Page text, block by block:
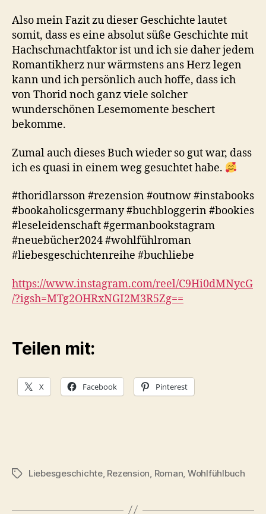
Also mein Fazit zu dieser Geschichte lautet
somit, dass es eine absolut süße Geschichte mit
Hachschmachtfaktor ist und ich sie daher jedem
Romantikherz nur wärmstens ans Herz legen
kann und ich persönlich auch hoffe, dass ich
von Thorid noch ganz viele solcher
wunderschönen Lesemomente beschert
bekomme.
Zumal auch dieses Buch wieder so gut war, dass
ich es quasi in einem weg gesuchtet habe.
#thoridlarsson #rezension #outnow #instabooks
#bookaholicsgermany #buchbloggerin #bookies
#leseleidenschaft #germanbookstagram
#neuebücher2024 #wohlfühlroman
#liebesgeschichtenreihe #buchliebe
https://www.instagram.com/reel/C9Hi0dMNycG
/?igsh=MTg2OHRxNGI2M3R5Zg==
Teilen mit:
X Facebook Pinterest
Schlagwörter
Liebesgeschichte, Rezension, Roman, Wohlfühlbuch